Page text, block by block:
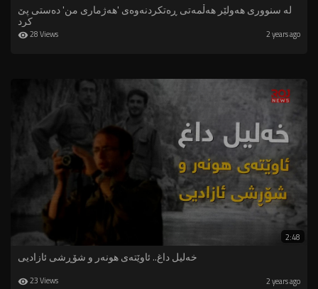
لە سنووری هەولێر هەڵمەتی ڕەتكردنەوەی 'هەژماری من' دەستی پێ
کرد
28 Views 2 years ago
2:48
خەلیل داغ.. ئاوێتەی هونەر و شۆڕشی ئازادیی
23 Views 2 years ago